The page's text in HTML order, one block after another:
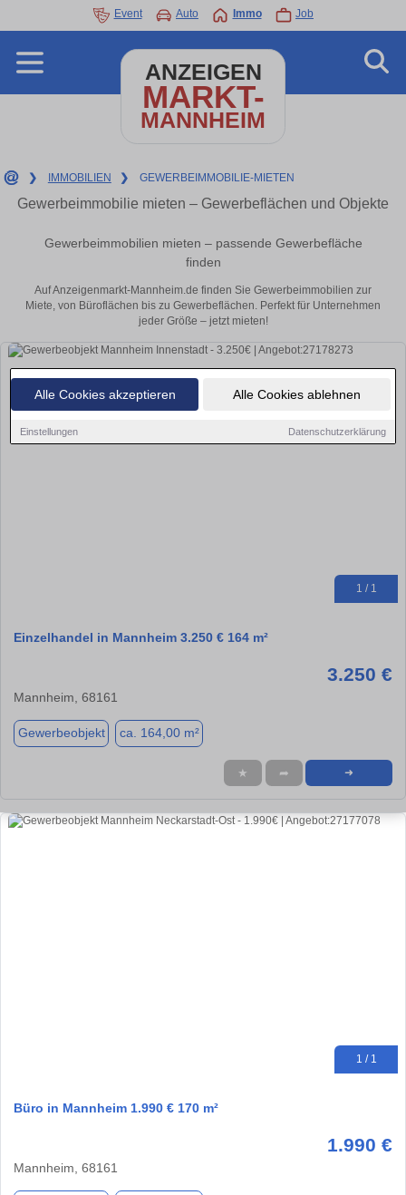
Alle Cookies akzeptieren Alle Cookies ablehnen
Einstellungen Datenschutzerklärung
Event Auto Immo Job
ANZEIGEN
MARKT-
MANNHEIM
❯ IMMOBILIEN ❯ GEWERBEIMMOBILIE-MIETEN
Gewerbeimmobilie mieten – Gewerbeflächen und Objekte
Gewerbeimmobilien mieten – passende Gewerbefläche
finden
Auf Anzeigenmarkt-Mannheim.de finden Sie Gewerbeimmobilien zur
Miete, von Büroflächen bis zu Gewerbeflächen. Perfekt für Unternehmen
jeder Größe – jetzt mieten!
1 / 1
Einzelhandel in Mannheim 3.250 € 164 m²
3.250 €
Mannheim, 68161
Gewerbeobjekt ca. 164,00 m²
★ ➦ ➜
1 / 1
Büro in Mannheim 1.990 € 170 m²
1.990 €
Mannheim, 68161